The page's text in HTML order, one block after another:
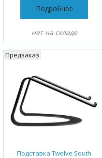
Подробнее
нет на складе
Подставка Twelve South
Предзаказ